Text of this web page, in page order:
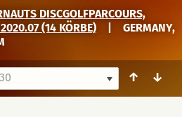
DISCGOLFPARCOURS,
(14 KÖRBE)
GERMANY,
↑ ↓